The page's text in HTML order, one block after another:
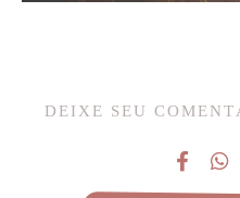
DEIXE SEU